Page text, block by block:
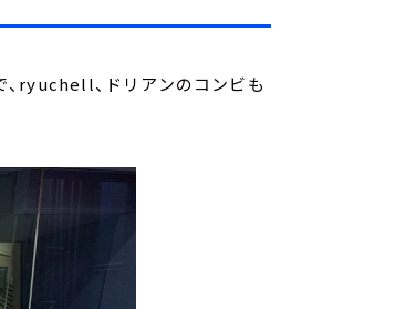
ryuchell、ドリアンのコンビも